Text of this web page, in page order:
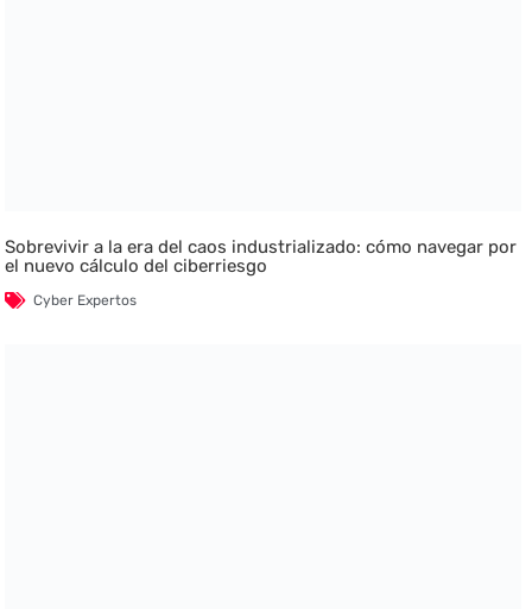
Sobrevivir a la era del caos industrializado: cómo navegar por
el nuevo cálculo del ciberriesgo
Cyber Expertos